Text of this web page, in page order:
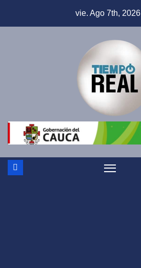
vie. Ago 7th, 2026